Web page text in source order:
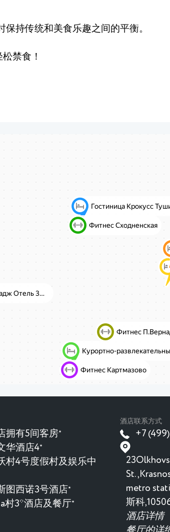
持传统和美食乐趣之间的平衡。
禁食！
拥有5间客房★
华酒店4★
村4号度假村及娱乐中
图西诺3号酒店 ★
村3*酒店及餐厅★
酒店联系方式
+7
metro
斯科
酒店详情